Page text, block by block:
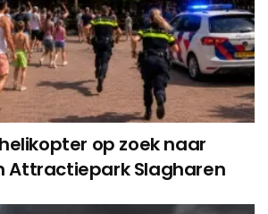
op zoek naar
Attractiepark Slagharen